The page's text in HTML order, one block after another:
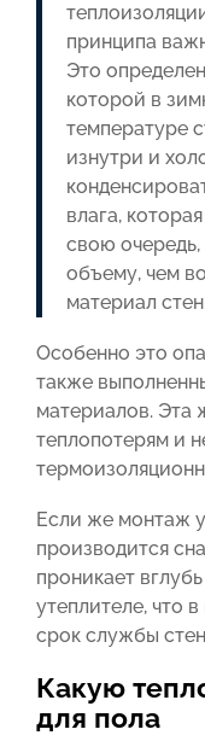
принципа
Это
которой в
температуре
изнутри и
влага,
свою
объему, чем
материал
Особенно это
также
материалов. Эта
теплопотерям и
Если же монтаж
производится
проникает
утеплителе, что
срок службы
Какую
для пола